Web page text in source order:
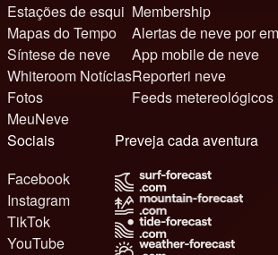
Estações de esqui
Mapas do Tempo
Síntese de neve
Whiteroom Notícias
Fotos
MeuNeve
Membership
Alertas de neve por
App mobile de neve
Reporteri neve
Feeds metereológicos
Sociais
Facebook
Instagram
TikTok
YouTube
Preveja cada aventura